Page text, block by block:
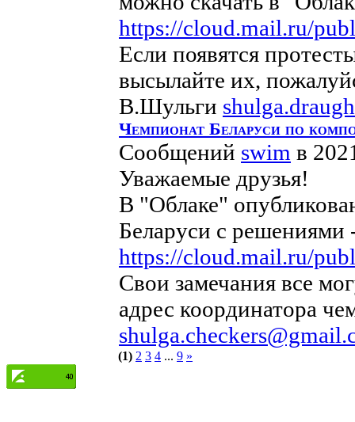
https://cloud.mail.ru/
Если появятся
высылайте их,
В.Шульги
Чемпионат Беларуси по
Сообщений swim в
Уважаемые друзья!
В "Облаке"
Беларуси с решениями
https://cloud.mail.ru/
Свои замечания все
адрес координатора
(1) 2 3 4 ... 9 »